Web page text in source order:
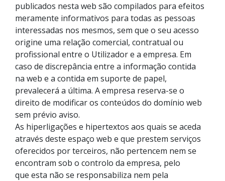
publicados nesta web são compilados para efeitos
meramente informativos para todas as pessoas
interessadas nos mesmos, sem que o seu acesso
origine uma relação comercial, contratual ou
profissional entre o Utilizador e a empresa. Em
caso de discrepância entre a informação contida
na web e a contida em suporte de papel,
prevalecerá a última. A empresa reserva-se o
direito de modificar os conteúdos do domínio web
sem prévio aviso.
As hiperligações e hipertextos aos quais se aceda
através deste espaço web e que prestem serviços
oferecidos por terceiros, não pertencem nem se
encontram sob o controlo da empresa, pelo
que esta não se responsabiliza nem pela